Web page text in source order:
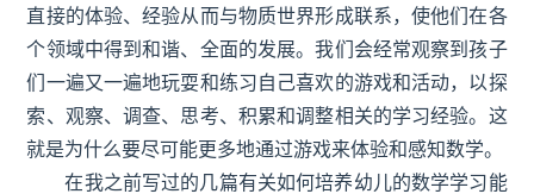
直接的体验、经验从而与物质世界形成联系，使他们在各
个领域中得到和谐、全面的发展。我们会经常观察到孩子
们一遍又一遍地玩耍和练习自己喜欢的游戏和活动，以探
索、观察、调查、思考、积累和调整相关的学习经验。这
就是为什么要尽可能更多地通过游戏来体验和感知数学。
在我之前写过的几篇有关如何培养幼儿的数学学习能